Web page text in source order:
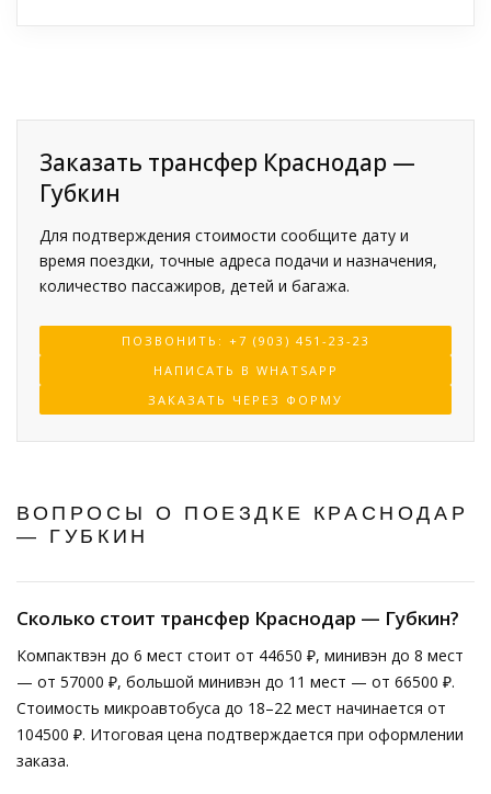
Заказать трансфер Краснодар —
Губкин
Для подтверждения стоимости сообщите дату и
время поездки, точные адреса подачи и назначения,
количество пассажиров, детей и багажа.
ПОЗВОНИТЬ: +7 (903) 451-23-23
НАПИСАТЬ В WHATSAPP
ЗАКАЗАТЬ ЧЕРЕЗ ФОРМУ
ВОПРОСЫ О ПОЕЗДКЕ КРАСНОДАР
— ГУБКИН
Сколько стоит трансфер Краснодар — Губкин?
Компактвэн до 6 мест стоит от 44650 ₽, минивэн до 8 мест
— от 57000 ₽, большой минивэн до 11 мест — от 66500 ₽.
Стоимость микроавтобуса до 18–22 мест начинается от
104500 ₽. Итоговая цена подтверждается при оформлении
заказа.